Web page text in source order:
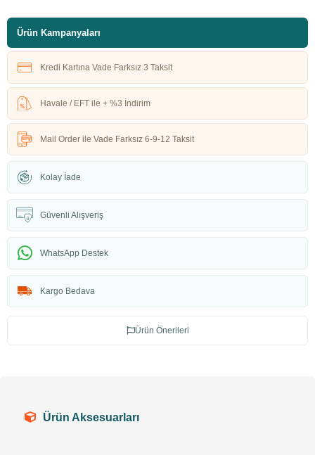
Ürün Kampanyaları
Kredi Kartına Vade Farksız 3 Taksit
Havale / EFT ile + %3 İndirim
Mail Order ile Vade Farksız 6-9-12 Taksit
Kolay İade
Güvenli Alışveriş
WhatsApp Destek
Kargo Bedava
Ürün Önerileri
Ürün Aksesuarları